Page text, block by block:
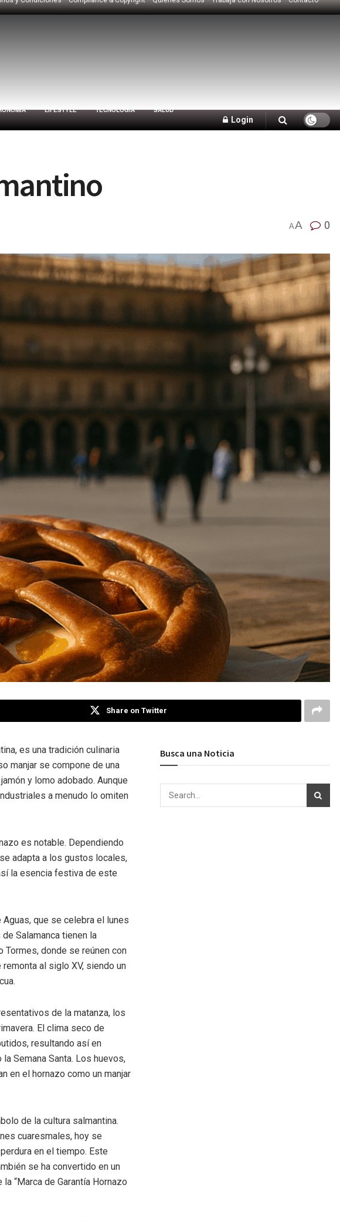
LIFESTYLE TECNOLOGÍA SALUD
Login
AA 0
Share on Twitter
es una tradición culinaria
manjar se compone de una
y lomo adobado. Aunque
a menudo lo omiten
es notable. Dependiendo
adapta a los gustos locales,
la esencia festiva de este
que se celebra el lunes
Salamanca tienen la
donde se reúnen con
al siglo XV, siendo un
de la matanza, los
El clima seco de
resultando así en
Semana Santa. Los huevos,
en el hornazo como un manjar
de la cultura salmantina.
cuaresmales, hoy se
en el tiempo. Este
se ha convertido en un
“Marca de Garantía Hornazo
Busca una Noticia